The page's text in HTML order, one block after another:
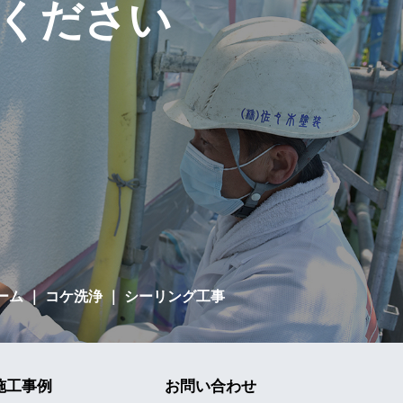
ださい
ム｜ コケ洗浄 ｜ シーリング工事
工事例 お問い合わせ